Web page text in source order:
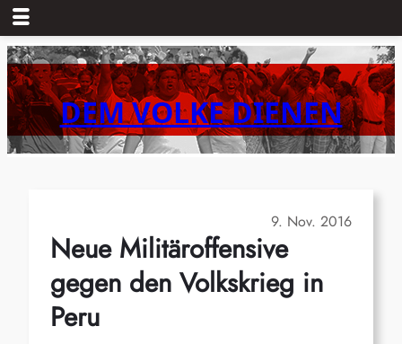
Zum
Inhalt
springenDEM VOLKE DIENEN
9. Nov. 2016
Neue Militäroffensive
gegen den Volkskrieg in
Peru